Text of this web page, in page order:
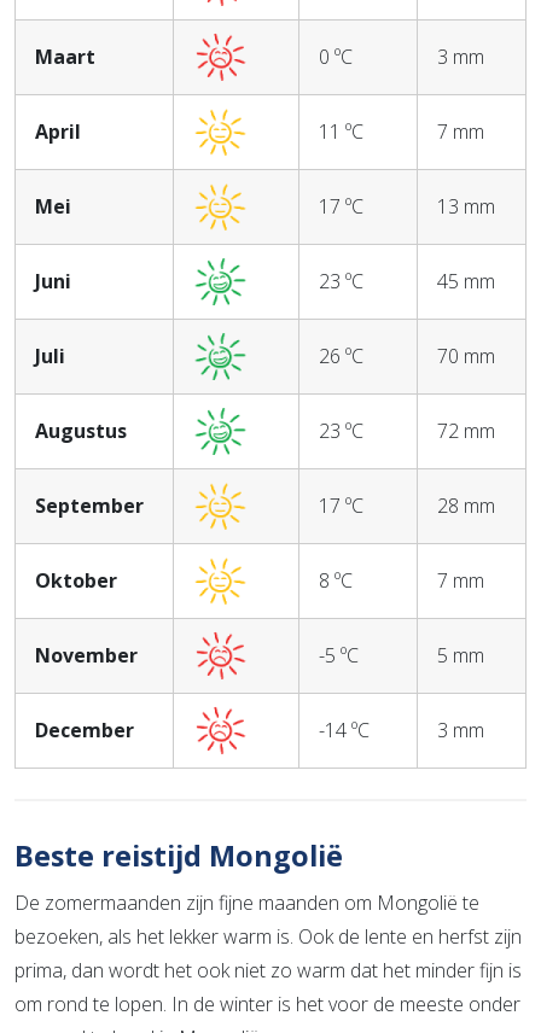
Maart 0 ºC 3 mm
April 11 ºC 7 mm
Mei 17 ºC 13 mm
Juni 23 ºC 45 mm
Juli 26 ºC 70 mm
Augustus 23 ºC 72 mm
September 17 ºC 28 mm
Oktober 8 ºC 7 mm
November -5 ºC 5 mm
December -14 ºC 3 mm
Beste reistijd Mongolië
De zomermaanden zijn fijne maanden om Mongolië te
bezoeken, als het lekker warm is. Ook de lente en herfst zijn
prima, dan wordt het ook niet zo warm dat het minder fijn is
om rond te lopen. In de winter is het voor de meeste onder